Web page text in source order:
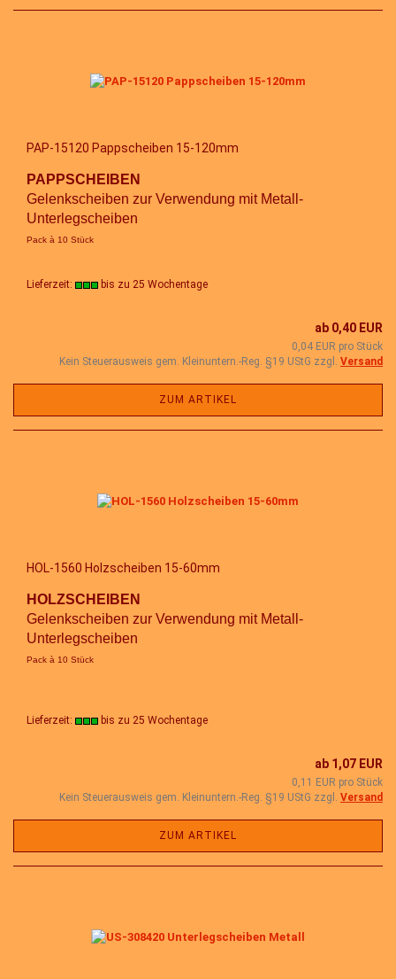
PAP-15120 Pappscheiben 15-120mm
PAPPSCHEIBEN
Gelenkscheiben zur Verwendung mit Metall-
Unterlegscheiben
Pack à 10 Stück
Lieferzeit: bis zu 25 Wochentage
ab 0,40 EUR
0,04 EUR pro Stück
Kein Steuerausweis gem. Kleinuntern.-Reg. §19 UStG zzgl. Versand
ZUM ARTIKEL
HOL-1560 Holzscheiben 15-60mm
HOLZSCHEIBEN
Gelenkscheiben zur Verwendung mit Metall-
Unterlegscheiben
Pack à 10 Stück
Lieferzeit: bis zu 25 Wochentage
ab 1,07 EUR
0,11 EUR pro Stück
Kein Steuerausweis gem. Kleinuntern.-Reg. §19 UStG zzgl. Versand
ZUM ARTIKEL